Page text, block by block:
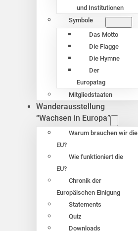
und Institutionen
Symbole
Das Motto
Die Flagge
Die Hymne
Der
Europatag
Mitgliedstaaten
Wanderausstellung
“Wachsen in Europa”
Warum brauchen wir die
EU?
Wie funktioniert die
EU?
Chronik der
Europäischen Einigung
Statements
Quiz
Downloads